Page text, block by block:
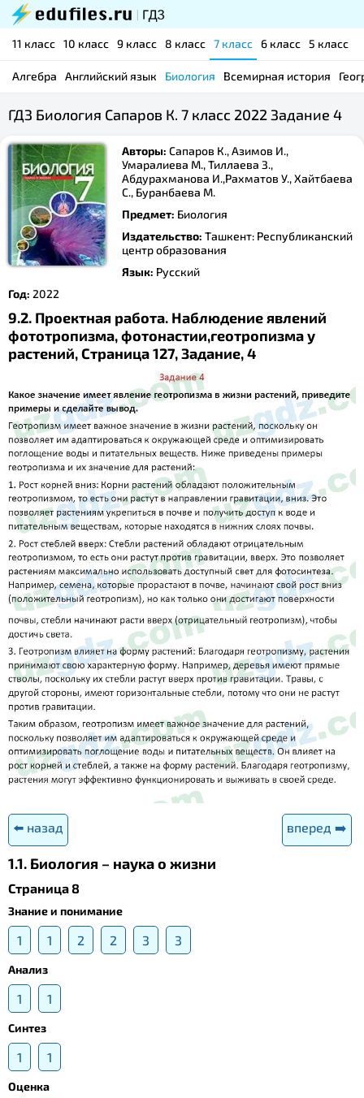
11 класс 10 класс 9 класс 8 класс 7 класс 6 класс 5 класс
Алгебра Английский язык Биология Всемирная история
ГДЗ Биология Сапаров К. 7 класс 2022 Задание 4
Авторы: Сапаров К., Азимов И.,
Умаралиева М., Тиллаева З.,
Абдурахманова И.,Рахматов У., Хайтбаева
С., Буранбаева М.
Предмет: Биология
Издательство: Ташкент: Республиканский
центр образования
Язык: Русский
Год: 2022
9.2. Проектная работа. Наблюдение явлений
фототропизма, фотонастии,геотропизма у
растений, Страница 127, Задание, 4
⬅️ назад вперед ➡️
1.1. Биология – наука о жизни
Страница 8
Знание и понимание
1 1 2 2 3 3
Анализ
1 1
Синтез
1 1
Оценка